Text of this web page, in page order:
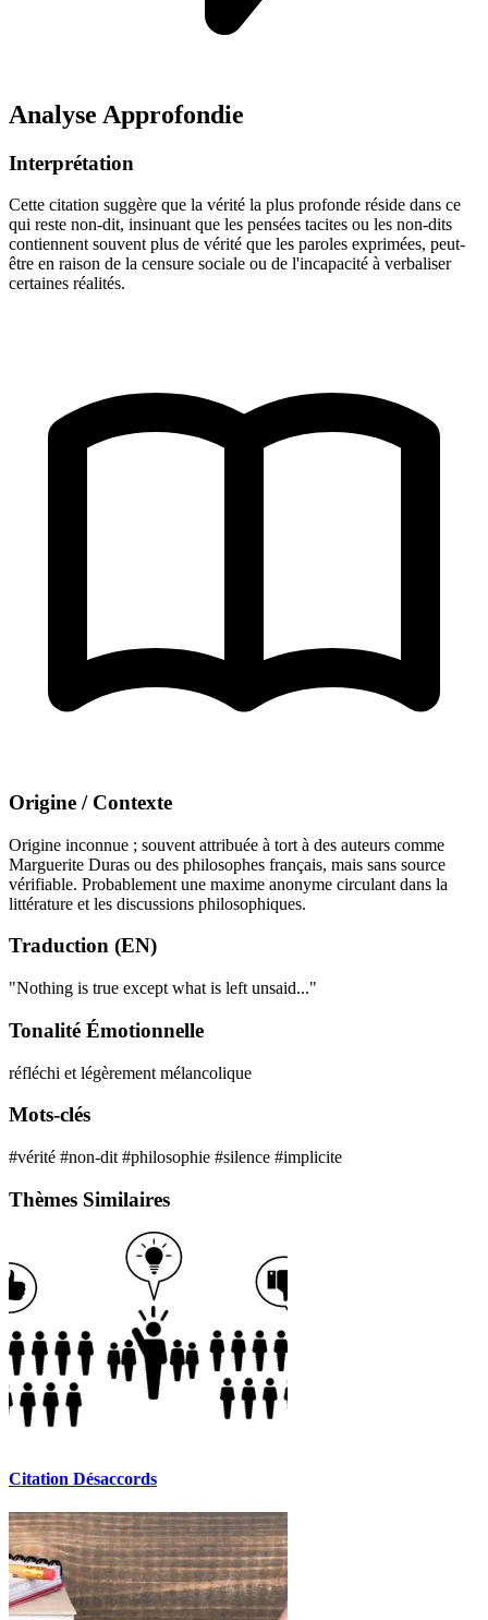
Analyse Approfondie
Interprétation
Cette citation suggère que la vérité la plus profonde réside dans ce
qui reste non-dit, insinuant que les pensées tacites ou les non-dits
contiennent souvent plus de vérité que les paroles exprimées, peut-
être en raison de la censure sociale ou de l'incapacité à verbaliser
certaines réalités.
Origine / Contexte
Origine inconnue ; souvent attribuée à tort à des auteurs comme
Marguerite Duras ou des philosophes français, mais sans source
vérifiable. Probablement une maxime anonyme circulant dans la
littérature et les discussions philosophiques.
Traduction (EN)
"Nothing is true except what is left unsaid..."
Tonalité Émotionnelle
réfléchi et légèrement mélancolique
Mots-clés
#vérité #non-dit #philosophie #silence #implicite
Thèmes Similaires
Citation Désaccords